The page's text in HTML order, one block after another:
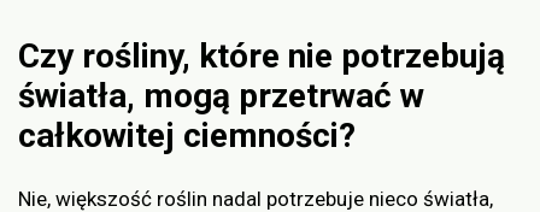
Czy rośliny, które nie potrzebują
światła, mogą przetrwać w
całkowitej ciemności?
Nie, większość roślin nadal potrzebuje nieco światła,